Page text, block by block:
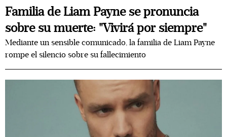
Familia de Liam Payne se pronuncia
sobre su muerte: "Vivirá por siempre"
Mediante un sensible comunicado, la familia de Liam Payne
rompe el silencio sobre su fallecimiento